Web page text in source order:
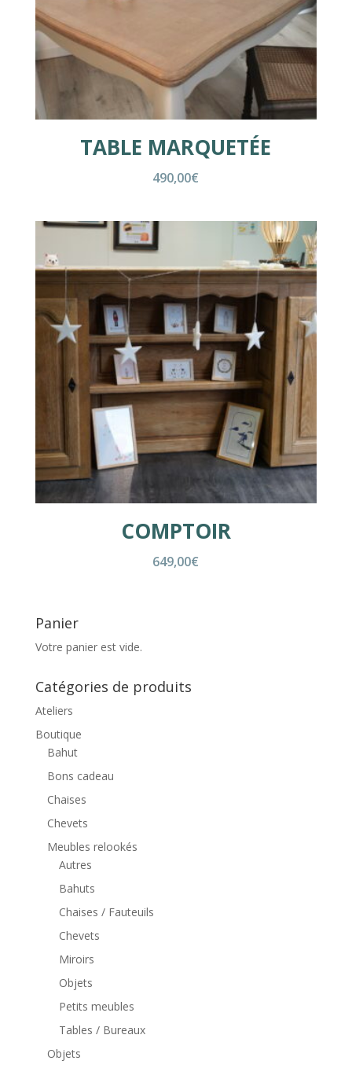
TABLE MARQUETÉE
490,00€
COMPTOIR
649,00€
Panier
Votre panier est vide.
Catégories de produits
Ateliers
Boutique
Bahut
Bons cadeau
Chaises
Chevets
Meubles relookés
Autres
Bahuts
Chaises / Fauteuils
Chevets
Miroirs
Objets
Petits meubles
Tables / Bureaux
Objets